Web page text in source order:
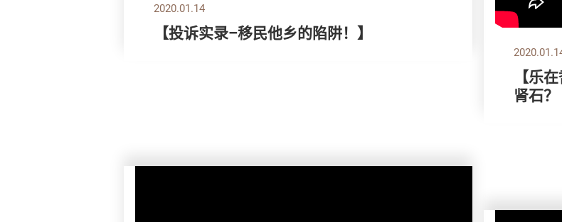
2020.01.14
【投诉实录–移民他乡的陷阱！】
【乐
肾石？